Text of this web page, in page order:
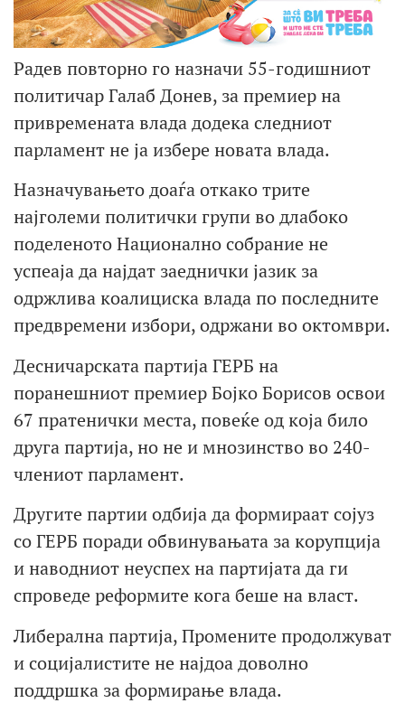
Радев повторно го назначи 55-годишниот
политичар Галаб Донев, за премиер на
привремената влада додека следниот
парламент не ја избере новата влада.
Назначувањето доаѓа откако трите
најголеми политички групи во длабоко
поделеното Национално собрание не
успеаја да најдат заеднички јазик за
одржлива коалициска влада по последните
предвремени избори, одржани во октомври.
Десничарската партија ГЕРБ на
поранешниот премиер Бојко Борисов освои
67 пратенички места, повеќе од која било
друга партија, но не и мнозинство во 240-
члениот парламент.
Другите партии одбија да формираат сојуз
со ГЕРБ поради обвинувањата за корупција
и наводниот неуспех на партијата да ги
спроведе реформите кога беше на власт.
Либерална партија, Промените продолжуват
и социјалистите не најдоа доволно
поддршка за формирање влада.